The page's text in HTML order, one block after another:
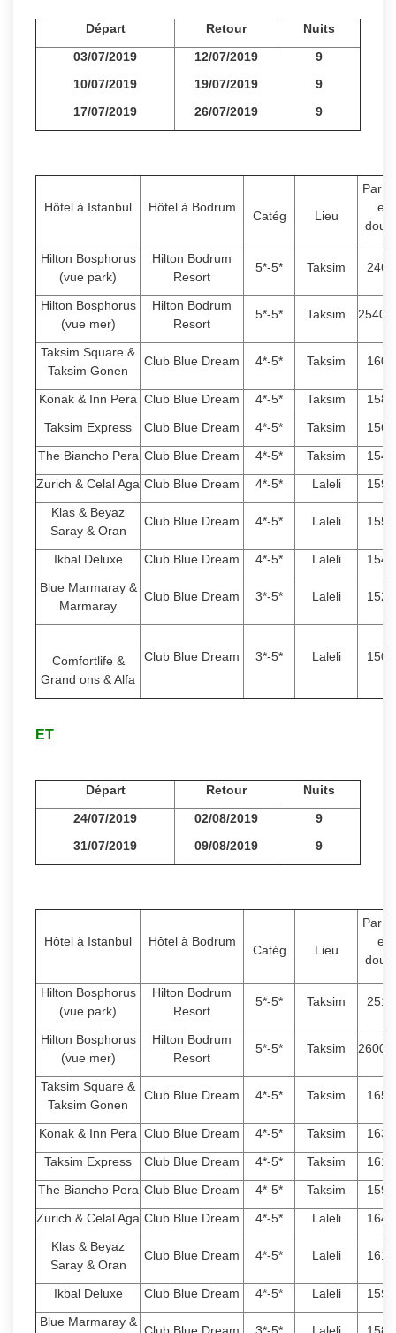
Départ Retour
Nuits
03/07/2019
10/07/2019
17/07/2019
12/07/2019
19/07/2019
26/07/2019
9
9
9
Hôtel à Istanbul Hôtel à Bodrum
Catég Lieu
Par
en
Hilton Bosphorus
(vue park)
Hilton Bodrum
Resort
5*-5* Taksim
Hilton Bosphorus
(vue mer)
Hilton Bodrum
Resort
5*-5* Taksim 25400
Taksim Square &
Taksim Gonen
Club Blue Dream 4*-5* Taksim
Konak & Inn Pera Club Blue Dream 4*-5* Taksim
Taksim Express
Club Blue Dream 4*-5* Taksim
The Biancho Pera Club Blue Dream 4*-5* Taksim
Zurich & Celal Aga Club Blue Dream 4*-5* Laleli
Klas & Beyaz
Saray & Oran
Club Blue Dream 4*-5* Laleli
Ikbal Deluxe Club Blue Dream 4*-5* Laleli
Blue Marmaray &
Marmaray
Club Blue Dream 3*-5* Laleli
Comfortlife &
Grand ons & Alfa
Club Blue Dream 3*-5* Laleli
ET
Départ Retour
Nuits
24/07/2019
31/07/2019
02/08/2019
09/08/2019
9
9
Hôtel à Istanbul Hôtel à Bodrum
Catég Lieu
Par
en
Hilton Bosphorus
(vue park)
Hilton Bodrum
Resort
5*-5* Taksim
Hilton Bosphorus
(vue mer)
Hilton Bodrum
Resort
5*-5* Taksim 26000
Taksim Square &
Taksim Gonen
Club Blue Dream 4*-5* Taksim
Konak & Inn Pera Club Blue Dream 4*-5* Taksim
Taksim Express
Club Blue Dream 4*-5* Taksim
The Biancho Pera Club Blue Dream 4*-5* Taksim
Zurich & Celal Aga Club Blue Dream 4*-5* Laleli
Klas & Beyaz
Saray & Oran
Club Blue Dream 4*-5* Laleli
Ikbal Deluxe Club Blue Dream 4*-5* Laleli
Blue Marmaray &